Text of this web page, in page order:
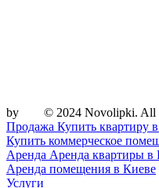
by
© 2024 Novolipki. All
Продажа Купить квартиру
Купить коммерческое
Аренда Аренда квартиры в
Аренда помещения в Киеве
Услуги